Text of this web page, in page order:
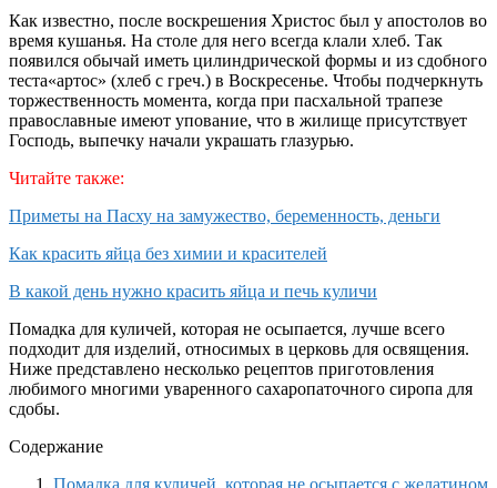
Как известно, после воскрешения Христос был у апостолов во
время кушанья. На столе для него всегда клали хлеб. Так
появился обычай иметь цилиндрической формы и из сдобного
теста«артос» (хлеб с греч.) в Воскресенье. Чтобы подчеркнуть
торжественность момента, когда при пасхальной трапезе
православные имеют упование, что в жилище присутствует
Господь, выпечку начали украшать глазурью.
Читайте также:
Приметы на Пасху на замужество, беременность, деньги
Как красить яйца без химии и красителей
В какой день нужно красить яйца и печь куличи
Помадка для куличей, которая не осыпается, лучше всего
подходит для изделий, относимых в церковь для освящения.
Ниже представлено несколько рецептов приготовления
любимого многими уваренного сахаропаточного сиропа для
сдобы.
Содержание
Помадка для куличей, которая не осыпается с желатином